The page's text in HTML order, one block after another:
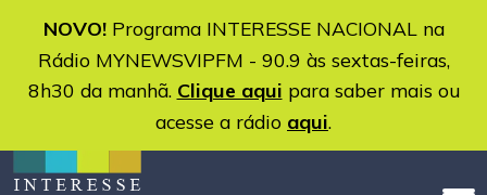
NOVO!Programa INTERESSE NACIONAL na
Rádio MYNEWSVIPFM - 90.9 às sextas-feiras,
8h30 da manhã. Clique aqui para saber mais ou
acesse a rádio aqui.